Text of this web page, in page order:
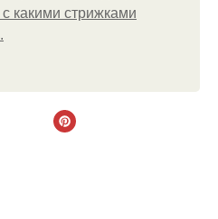
с какими стрижками